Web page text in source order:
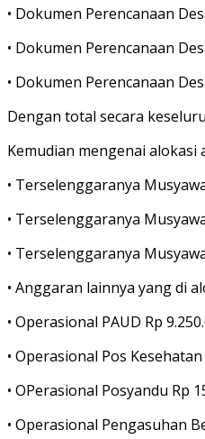
• Dokumen Perencanaan
• Dokumen Perencanaan
• Dokumen Perencanaan
Dengan total secara
Kemudian mengenai
• Terselenggaranya
• Terselenggaranya
• Terselenggaranya
• Anggaran lainnya yang di
• Operasional PAUD Rp
• Operasional Pos
• OPerasional Posyandu Rp
• Operasional Pengasuhan